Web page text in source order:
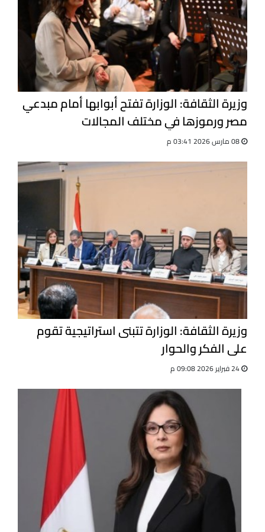
وزيرة الثقافة: الوزارة تفتح أبوابها أمام مبدعي
مصر ورموزها في مختلف المجالات
وزيرة الثقافة: الوزارة تتبنى استراتيجية تقوم
على الفكر والحوار